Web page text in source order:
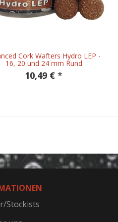
Cork Wafters Hydro LEP -
16, 20 und 24 mm Rund
10,49 € *
Stockists